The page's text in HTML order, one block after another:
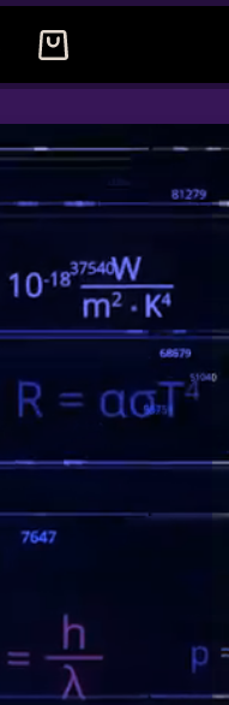
Panier